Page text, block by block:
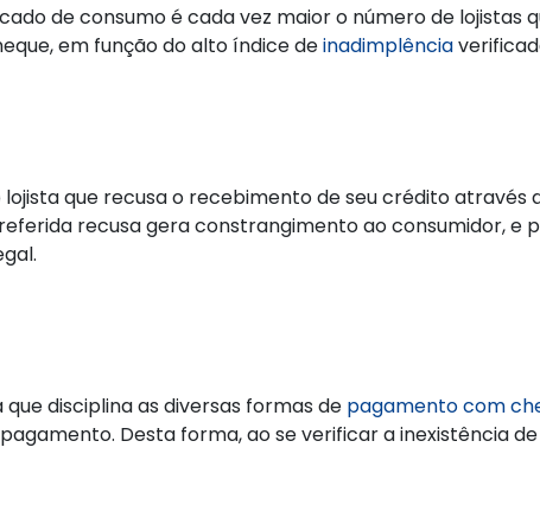
de consumo é cada vez maior o número de
em função do alto índice deinadimplência
que recusa o recebimento de seu crédito
recusa gera constrangimento ao consumidor, e
disciplina as diversas formas de pagamento com
Desta forma, ao se verificar a inexistência